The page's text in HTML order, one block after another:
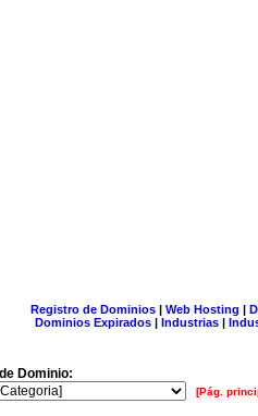
Registro de Dominios| Web Hosting |
Dominios Expirados | Industrias |
Dominio:
[Pág.